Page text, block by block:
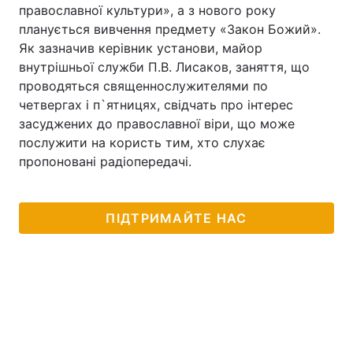
Тема оформлення
православної культури», а з нового року
планується вивчення предмету «Закон Божий».
Як зазначив керівник установи, майор
внутрішньої служби П.В. Лисаков, заняття, що
проводяться священнослужителями по
четвергах і п`ятницях, свідчать про інтерес
засуджених до православної віри, що може
послужити на користь тим, хто слухає
пропоновані радіопередачі.
ПІДТРИМАЙТЕ НАС